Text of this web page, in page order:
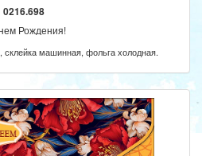
0216.698
Рождения!
склейка машинная, фольга холодная.